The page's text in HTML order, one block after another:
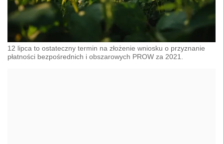
12 lipca to ostateczny termin na złożenie wniosku o przyznanie
płatności bezpośrednich i obszarowych PROW za 2021.